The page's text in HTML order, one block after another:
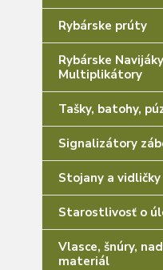
Rybárske prúty
Rybárske
Multiplikátory
Tašky, batohy,
Signalizátory
Stojany a vidličky
Starostlivosť o
Vlasce, šnúry,
materiál